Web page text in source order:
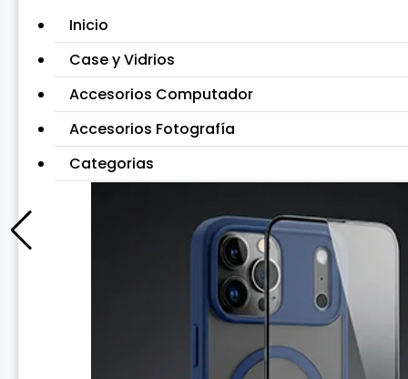
Inicio
Case y Vidrios
Accesorios Computador
Accesorios Fotografía
Categorias